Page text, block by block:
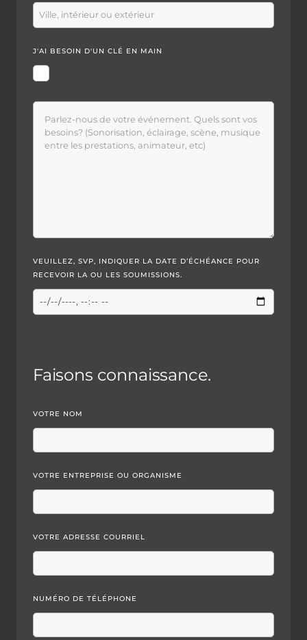
J'AI BESOIN D'UN CLÉ EN MAIN
VEUILLEZ, SVP, INDIQUER LA DATE D’ÉCHÉANCE POUR
RECEVOIR LA OU LES SOUMISSIONS.
Faisons connaissance.
VOTRE NOM
VOTRE ENTREPRISE OU ORGANISME
VOTRE ADRESSE COURRIEL
NUMÉRO DE TÉLÉPHONE